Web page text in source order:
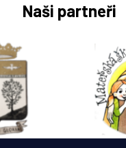
Naši partneři